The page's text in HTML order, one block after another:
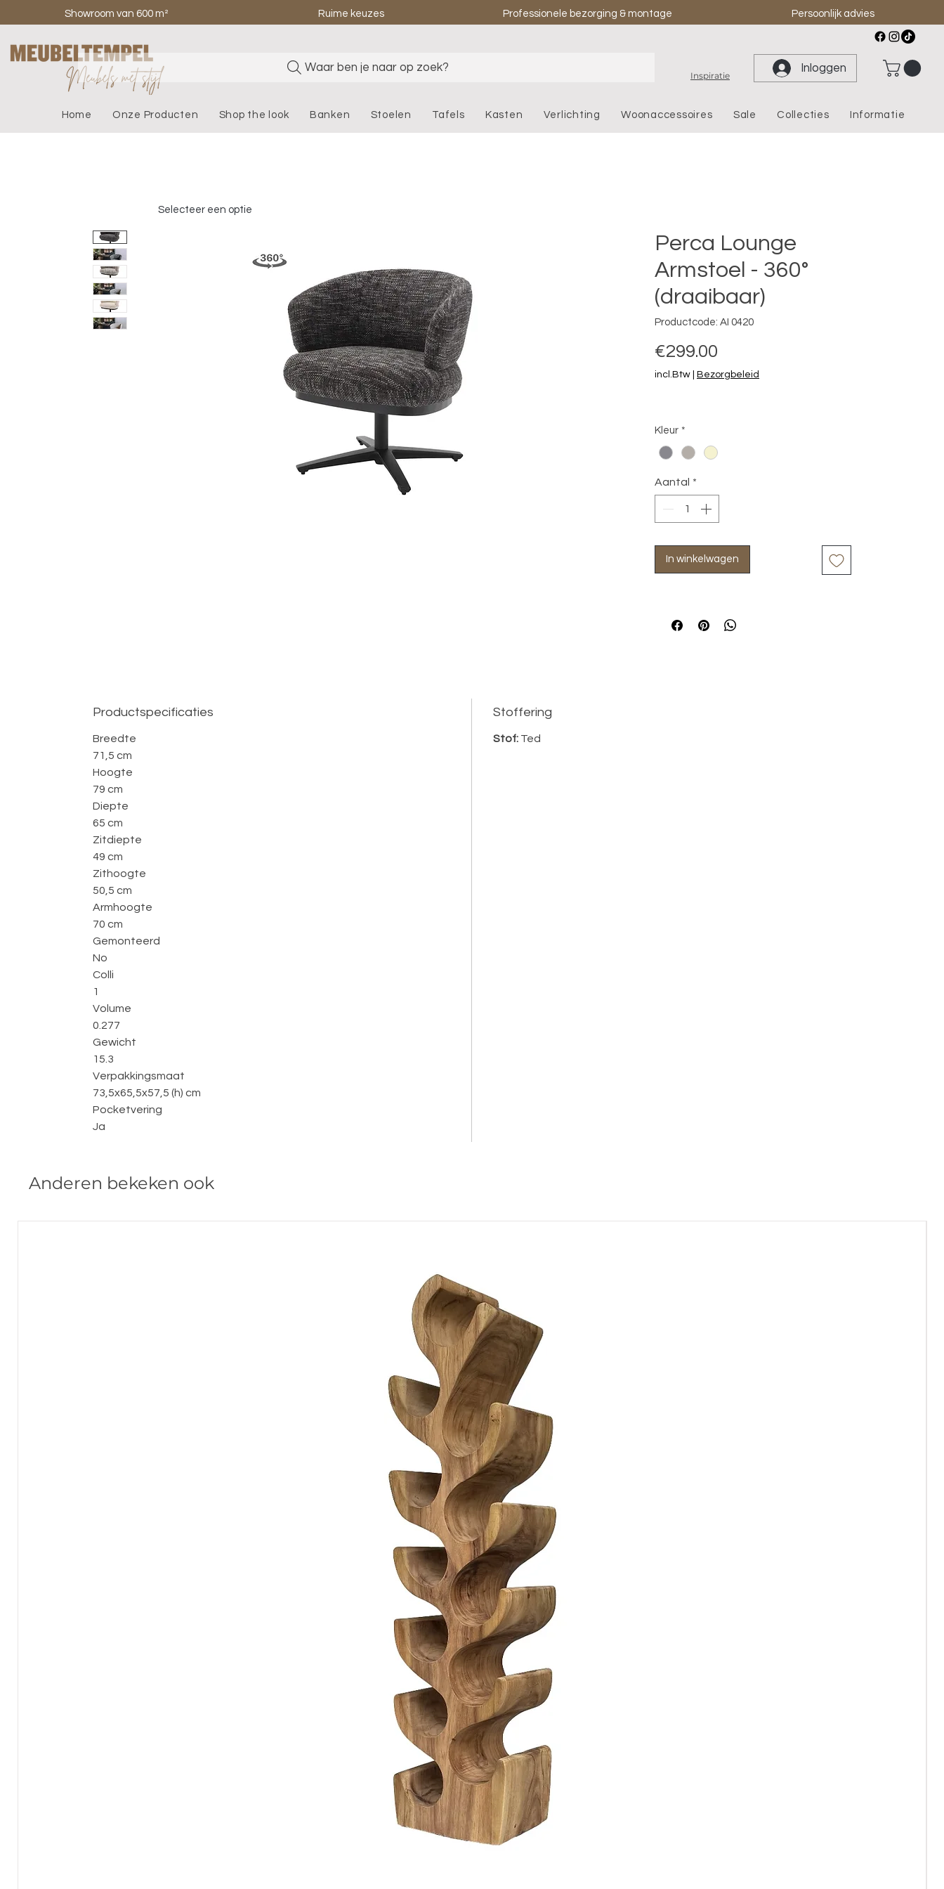
Showroom van 600 m² Ruime keuzes Professionele bezorging & montage Persoonlijk advies
Waar ben je naar op zoek?
Inspiratie
Inloggen
Home Onze Producten Shop the look Banken Stoelen Tafels Kasten Verlichting Woonaccessoires Sale Collecties Informatie
Perca Lounge
Armstoel - 360°
(draaibaar)
Productcode: AI 0420
€299.00
incl.Btw Bezorgbeleid
Kleur *
Aantal *
In winkelwagen
Productspecificaties
Breedte
71,5 cm
Hoogte
79 cm
Diepte
65 cm
Zitdiepte
49 cm
Zithoogte
50,5 cm
Armhoogte
70 cm
Gemonteerd
No
Colli
1
Volume
0.277
Gewicht
15.3
Verpakkingsmaat
73,5x65,5x57,5 (h) cm
Pocketvering
Ja
Stoffering
Stof: Ted
Selecteer een optie
Anderen bekeken ook